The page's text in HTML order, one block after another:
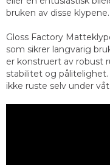
bruken av disse klypene.
Gloss Factory
som sikrer langvarig
er konstruert av robust
stabilitet og
ikke ruste selv under